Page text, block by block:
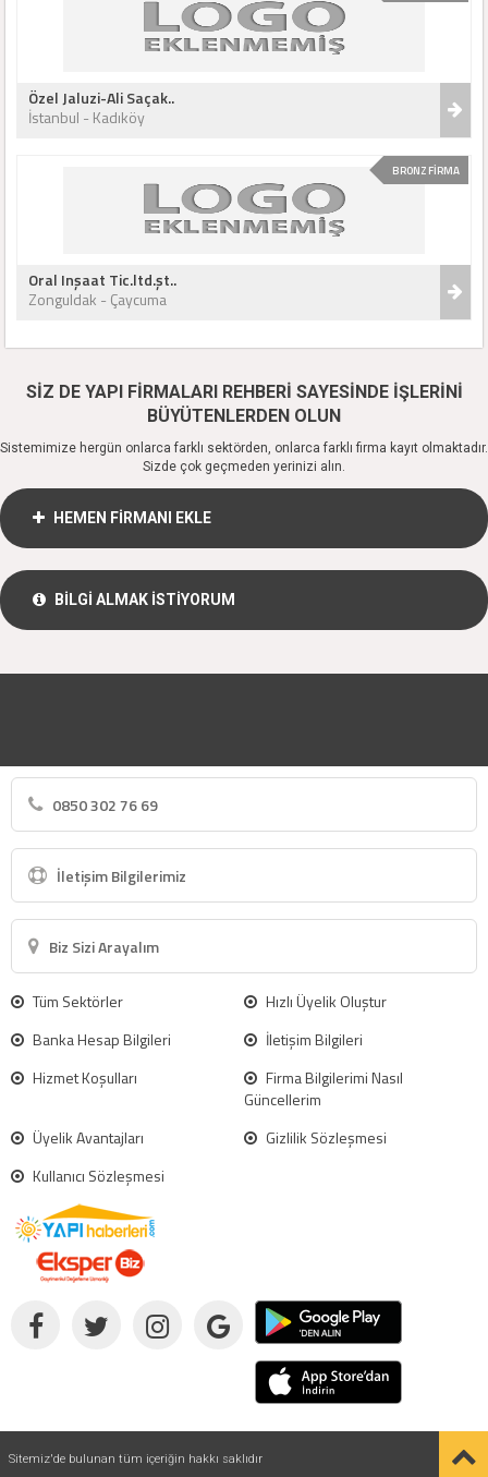
Özel Jaluzi-Ali Saçak..
İstanbul - Kadıköy
BRONZ FİRMA
Oral Inşaat Tic.ltd.şt..
Zonguldak - Çaycuma
SİZ DE YAPI FİRMALARI REHBERİ SAYESİNDE İŞLERİNİ
BÜYÜTENLERDEN OLUN
Sistemimize hergün onlarca farklı sektörden, onlarca farklı firma kayıt olmaktadır.
Sizde çok geçmeden yerinizi alın.
HEMEN FİRMANI EKLE
BİLGİ ALMAK İSTİYORUM
0850 302 76 69
İletişim Bilgilerimiz
Biz Sizi Arayalım
Tüm Sektörler
Hızlı Üyelik Oluştur
Banka Hesap Bilgileri
İletişim Bilgileri
Hizmet Koşulları
Firma Bilgilerimi Nasıl
Güncellerim
Üyelik Avantajları
Gizlilik Sözleşmesi
Kullanıcı Sözleşmesi
Sitemiz'de bulunan tüm içeriğin hakkı saklıdır